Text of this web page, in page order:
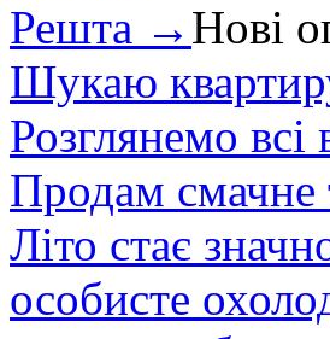
Решта → Нові
Шукаю
Розглянемо всі
Продам смачне
Літо стає
особисте